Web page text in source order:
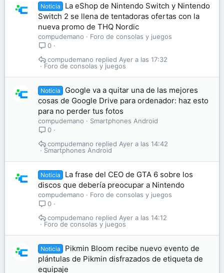
Noticia
La eShop de Nintendo Switch y Nintendo
Switch 2 se llena de tentadoras ofertas con la
nueva promo de THQ Nordic
compudemano
Foro de consolas y juegos
0
Foro de consolas y juegos
Ayer a las 17:32
compudemano
Noticia
Google va a quitar una de las mejores
cosas de Google Drive para ordenador: haz esto
para no perder tus fotos
compudemano
Smartphones Android
0
Smartphones Android
Ayer a las 14:42
compudemano
Noticia
La frase del CEO de GTA 6 sobre los
discos que debería preocupar a Nintendo
compudemano
Foro de consolas y juegos
0
Foro de consolas y juegos
Ayer a las 14:12
compudemano
Noticia
Pikmin Bloom recibe nuevo evento de
plántulas de Pikmin disfrazados de etiqueta de
equipaje